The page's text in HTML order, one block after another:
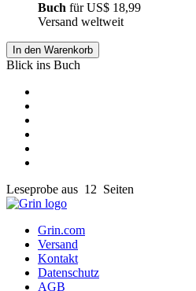
Buch fürUS$ 18,99
Versand weltweit
In den Warenkorb
Blick ins Buch
Leseprobe aus 12 Seiten
Grin.com
Versand
Kontakt
Datenschutz
AGB